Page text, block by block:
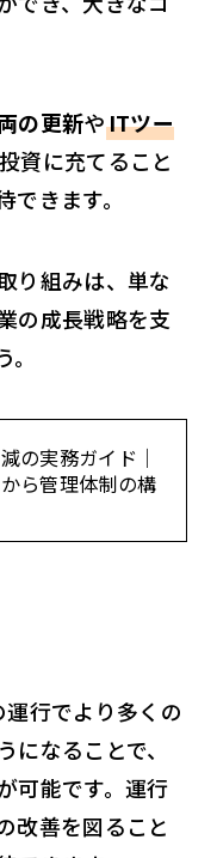
の更新やITツー
資に充てること
できます。
り組みは、単な
の成長戦略を支
の実務ガイド｜
ら管理体制の構
行でより多くの
なることで、
可能です。運行
改善を図ること